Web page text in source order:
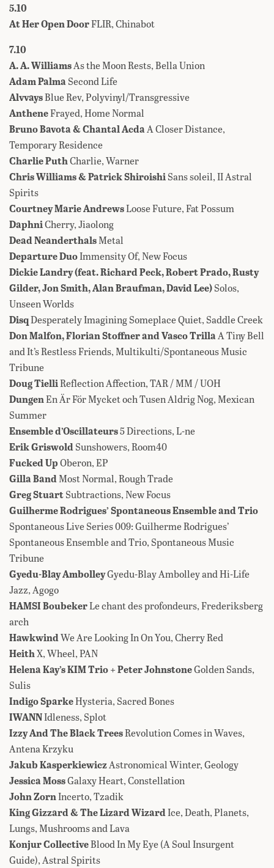
5.10
At Her OpenDoorFLIR, Chinabot
7.10
A. A. WilliamsAs the Moon Rests, Bella Union
Adam PalmaSecond Life
AlvvaysBlue Rev, Polyvinyl/Transgressive
AntheneFrayed, Home Normal
Bruno Bavota & Chantal AcdaA Closer Distance,
Temporary Residence
Charlie PuthCharlie, Warner
Chris Williams & Patrick ShiroishiSans soleil, II Astral
Spirits
Courtney Marie AndrewsLoose Future, Fat Possum
DaphniCherry, Jiaolong
Dead NeanderthalsMetal
Departure DuoImmensity Of, New Focus
Dickie Landry (feat. Richard Peck, Robert Prado, Rusty
Gilder, Jon Smith, Alan Braufman, David Lee)Solos,
Unseen Worlds
DisqDesperately Imagining Someplace Quiet, Saddle Creek
Don Malfon, Florian Stoffner and Vasco TrillaA Tiny Bell
and It’s Restless Friends, Multikulti/Spontaneous Music
Tribune
Doug TielliReflection Affection, TAR / MM / UOH
DungenEn Är För Mycket och Tusen Aldrig Nog, Mexican
Summer
Ensemble d’Oscillateurs5 Directions, L-ne
Erik GriswoldSunshowers, Room40
Fucked UpOberon, EP
Gilla BandMost Normal, Rough Trade
Greg StuartSubtractions, New Focus
Guilherme Rodrigues’ Spontaneous Ensemble and Trio
Spontaneous Live Series 009: Guilherme Rodrigues’
Spontaneous Ensemble and Trio, Spontaneous Music
Tribune
Gyedu-Blay AmbolleyGyedu-Blay Ambolley and Hi-Life
Jazz, Agogo
HAMSI BoubekerLe chant des profondeurs, Frederiksberg
arch
HawkwindWe Are Looking In On You, Cherry Red
HeithX, Wheel, PAN
Helena Kay’s KIM Trio + Peter JohnstoneGolden Sands,
Sulis
Indigo SparkeHysteria, Sacred Bones
IWANNIdleness, Splot
Izzy And The Black TreesRevolution Comes in Waves,
Antena Krzyku
Jakub KasperkiewiczAstronomical Winter, Geology
Jessica MossGalaxy Heart, Constellation
John ZornIncerto, Tzadik
King Gizzard & The Lizard WizardIce, Death, Planets,
Lungs, Mushrooms and Lava
Konjur CollectiveBlood In My Eye (A Soul Insurgent
Guide), Astral Spirits